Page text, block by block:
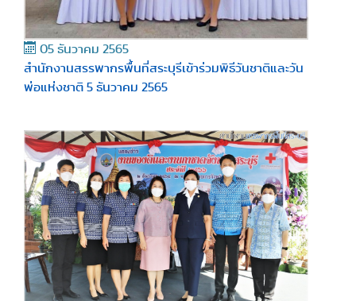
05 ธันวาคม 2565
สำนักงานสรรพากรพื้นที่สระบุรีเข้าร่วมพิธีวันชาติและวัน
พ่อแห่งชาติ 5 ธันวาคม 2565